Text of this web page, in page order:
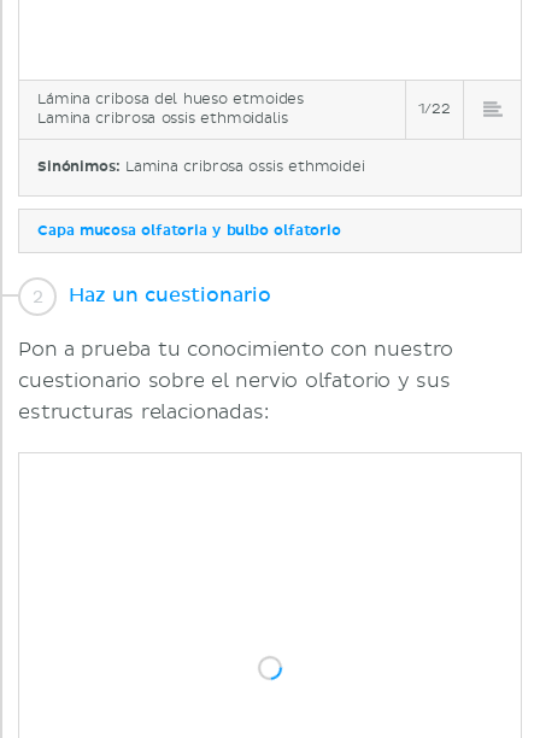
Lámina cribosa del hueso etmoides
Lamina cribrosa ossis ethmoidalis
1/22
Sinónimos: Lamina cribrosa ossis ethmoidei
Capa mucosa olfatoria y bulbo olfatorio
Haz un cuestionario
Pon a prueba tu conocimiento con nuestro
cuestionario sobre el nervio olfatorio y sus
estructuras relacionadas: